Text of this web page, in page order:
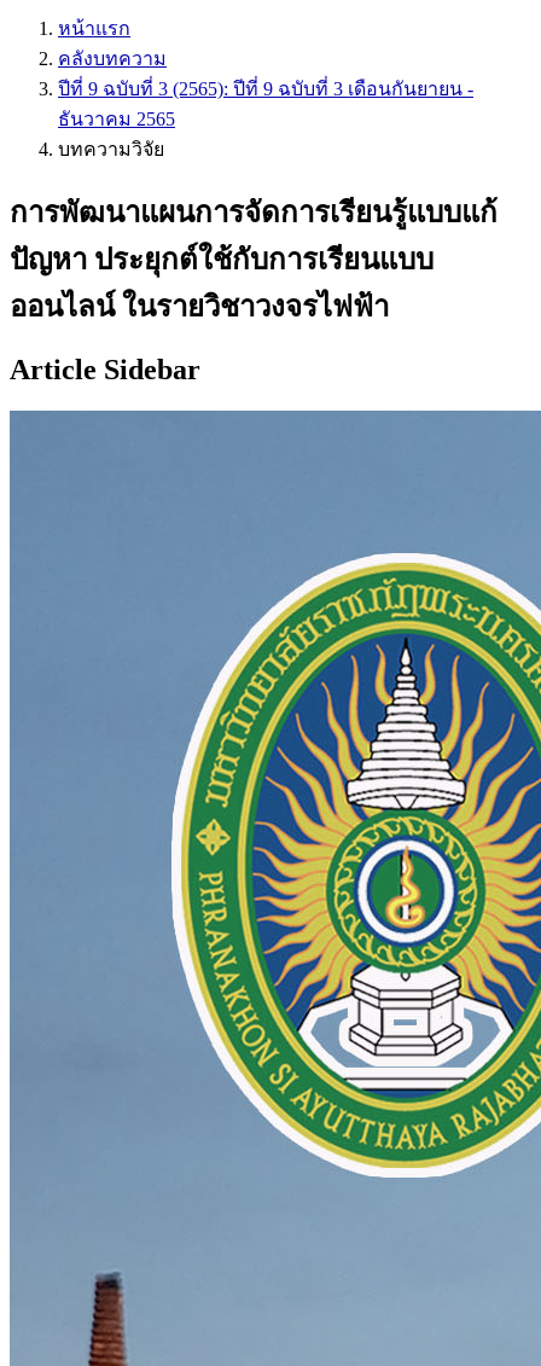
หน้าแรก
คลังบทความ
ปีที่ 9 ฉบับที่ 3 (2565): ปีที่ 9 ฉบับที่ 3 เดือนกันยายน -
ธันวาคม 2565
บทความวิจัย
การพัฒนาแผนการจัดการเรียนรู้แบบแก้
ปัญหา ประยุกต์ใช้กับการเรียนแบบ
ออนไลน์ ในรายวิชาวงจรไฟฟ้า
Article Sidebar